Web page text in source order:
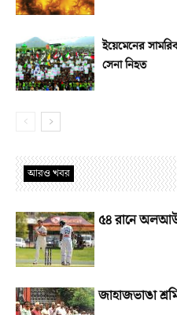
ইয়েমেনের
সেনা নিহত
আরও খবর
৫৪ রানে
জাহাজভাঙা